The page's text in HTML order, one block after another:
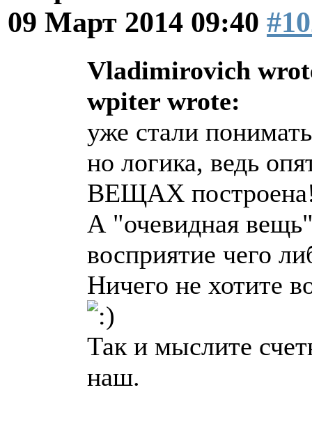
09 Март 2014 09:40
Vladimirovich
wpiter wrote:
уже стали
но логика, ведь
ВЕЩАХ
А "очевидная
восприятие чего
Ничего не хотите
Так и мыслите
наш.